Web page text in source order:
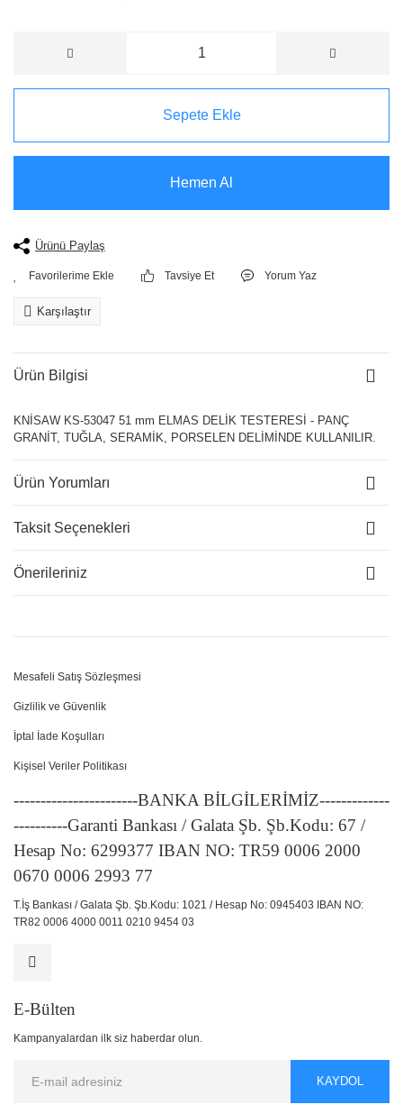
Sepete Ekle
Hemen Al
Ürünü Paylaş
Tavsiye Et Yorum Yaz
Karşılaştır
Ürün Bilgisi
KNİSAW KS-53047 51 mm ELMAS DELİK TESTERESİ - PANÇ
GRANİT, TUĞLA, SERAMİK, PORSELEN DELİMİNDE KULLANILIR.
Ürün Yorumları
Taksit Seçenekleri
Önerileriniz
Mesafeli Satış Sözleşmesi
Gizlilik ve Güvenlik
İptal İade Koşulları
Kişisel Veriler Politikası
-----------------------BANKA BİLGİLERİMİZ-------------
----------Garanti Bankası / Galata Şb. Şb.Kodu: 67 /
Hesap No: 6299377 IBAN NO: TR59 0006 2000
0670 0006 2993 77
T.İş Bankası / Galata Şb. Şb.Kodu: 1021 / Hesap No: 0945403 IBAN NO:
TR82 0006 4000 0011 0210 9454 03
E-Bülten
Kampanyalardan ilk siz haberdar olun.
KAYDOL